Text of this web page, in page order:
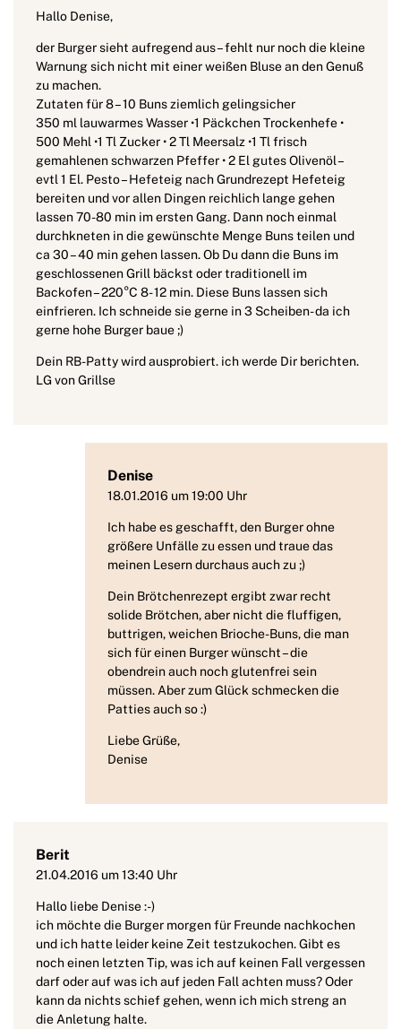
Hallo Denise,
der Burger sieht aufregend aus – fehlt nur noch die kleine
Warnung sich nicht mit einer weißen Bluse an den Genuß
zu machen.
Zutaten für 8 – 10 Buns ziemlich gelingsicher
350 ml lauwarmes Wasser •1 Päckchen Trockenhefe •
500 Mehl •1 Tl Zucker • 2 Tl Meersalz •1 Tl frisch
gemahlenen schwarzen Pfeffer • 2 El gutes Olivenöl –
evtl 1 El. Pesto – Hefeteig nach Grundrezept Hefeteig
bereiten und vor allen Dingen reichlich lange gehen
lassen 70-80 min im ersten Gang. Dann noch einmal
durchkneten in die gewünschte Menge Buns teilen und
ca 30 – 40 min gehen lassen. Ob Du dann die Buns im
geschlossenen Grill bäckst oder traditionell im
Backofen – 220°C 8- 12 min. Diese Buns lassen sich
einfrieren. Ich schneide sie gerne in 3 Scheiben- da ich
gerne hohe Burger baue ;)
Dein RB-Patty wird ausprobiert. ich werde Dir berichten.
LG von Grillse
Denise
18.01.2016 um 19:00 Uhr
Ich habe es geschafft, den Burger ohne
größere Unfälle zu essen und traue das
meinen Lesern durchaus auch zu ;)
Dein Brötchenrezept ergibt zwar recht
solide Brötchen, aber nicht die fluffigen,
buttrigen, weichen Brioche-Buns, die man
sich für einen Burger wünscht – die
obendrein auch noch glutenfrei sein
müssen. Aber zum Glück schmecken die
Patties auch so :)
Liebe Grüße,
Denise
Berit
21.04.2016 um 13:40 Uhr
Hallo liebe Denise :-)
ich möchte die Burger morgen für Freunde nachkochen
und ich hatte leider keine Zeit testzukochen. Gibt es
noch einen letzten Tip, was ich auf keinen Fall vergessen
darf oder auf was ich auf jeden Fall achten muss? Oder
kann da nichts schief gehen, wenn ich mich streng an
die Anletung halte.